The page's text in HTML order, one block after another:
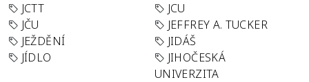
JCTT
JCU
JČU
JEFFREY A. TUCKER
JEŽDĚNÍ
JIDÁŠ
JÍDLO
JIHOČESKÁ
UNIVERZITA